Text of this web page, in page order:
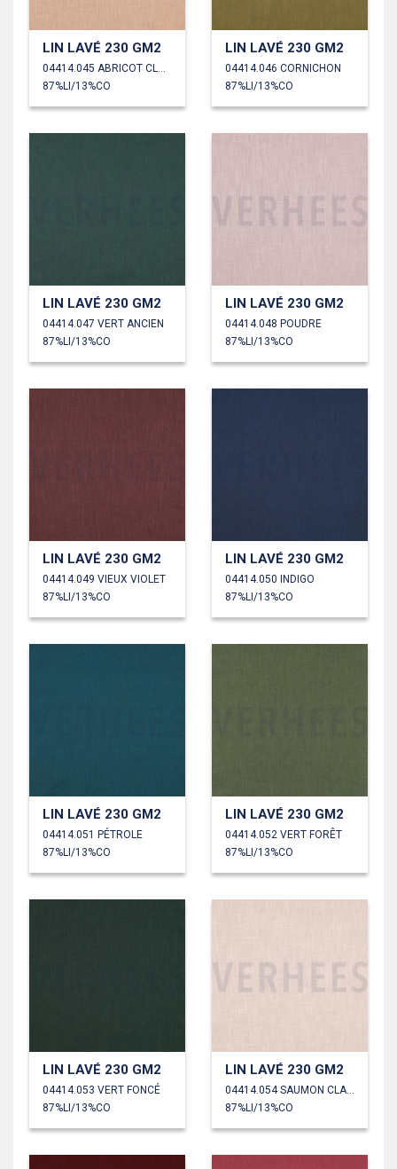
LIN LAVÉ 230 GM2
87%LI/13%CO
LIN LAVÉ 230 GM2
04414.046 CORNICHON
87%LI/13%CO
LIN LAVÉ 230 GM2
04414.047 VERT ANCIEN
87%LI/13%CO
LIN LAVÉ 230 GM2
04414.048 POUDRE
87%LI/13%CO
LIN LAVÉ 230 GM2
04414.049 VIEUX VIOLET
87%LI/13%CO
LIN LAVÉ 230 GM2
04414.050 INDIGO
87%LI/13%CO
LIN LAVÉ 230 GM2
04414.051 PÉTROLE
87%LI/13%CO
LIN LAVÉ 230 GM2
04414.052 VERT FORÊT
87%LI/13%CO
LIN LAVÉ 230 GM2
04414.053 VERT FONCÉ
87%LI/13%CO
LIN LAVÉ 230 GM2
87%LI/13%CO